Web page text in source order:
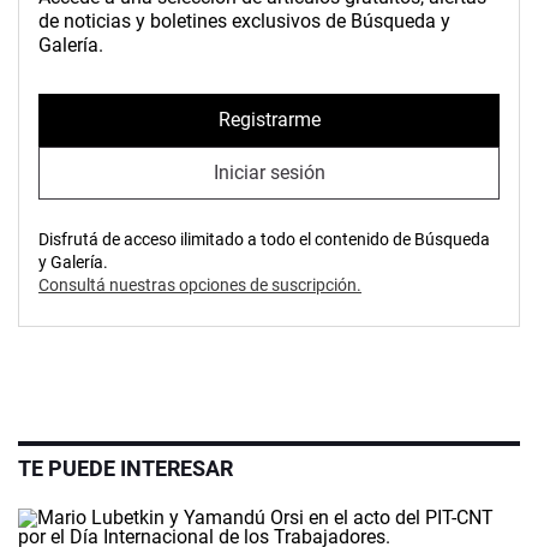
de noticias y boletines exclusivos de Búsqueda y
Galería.
Registrarme
Iniciar sesión
Disfrutá de acceso ilimitado a todo el contenido de Búsqueda
y Galería.
Consultá nuestras opciones de suscripción.
TE PUEDE INTERESAR